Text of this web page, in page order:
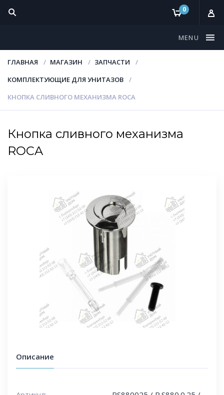
0
MENU
ГЛАВНАЯ МАГАЗИН
ЗАПЧАСТИ
КОМПЛЕКТУЮЩИЕ ДЛЯ УНИТАЗОВ
КНОПКА СЛИВНОГО МЕХАНИЗМА ROCA
Кнопка сливного механизма
ROCA
Описание